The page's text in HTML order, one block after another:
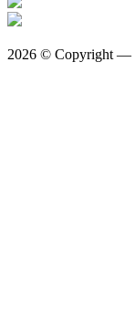
2026 © Copyright —